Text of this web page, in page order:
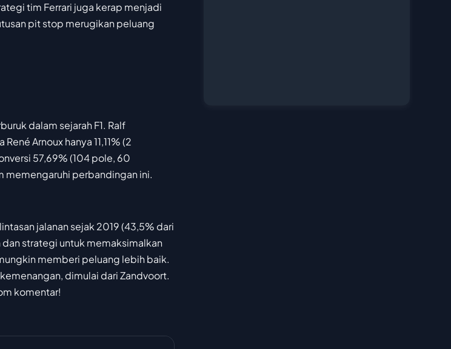
tim Ferrari juga kerap menjadi
pit stop merugikan peluang
dalam sejarah F1. Ralf
Arnoux hanya 11,11% (2
57,69% (104 pole, 60
memengaruhi perbandingan ini.
jalanan sejak 2019 (43,5% dari
strategi untuk memaksimalkan
memberi peluang lebih baik.
dimulai dari Zandvoort.
komentar!